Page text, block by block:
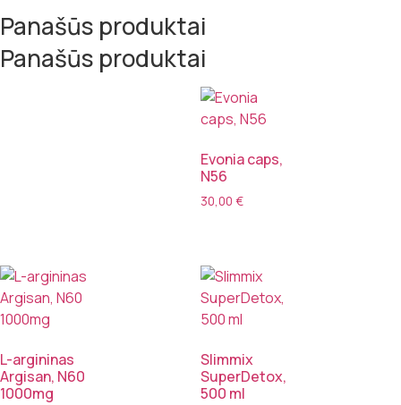
Panašūs produktai
Panašūs produktai
Evonia caps,
N56
30,00 €
L-argininas
Argisan, N60
1000mg
Slimmix
SuperDetox,
500 ml